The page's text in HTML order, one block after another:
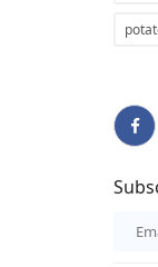
कटाई स्थगित,